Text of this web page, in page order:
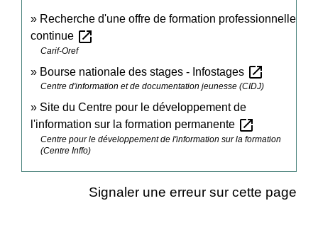
Recherche d'une offre de formation professionnelle
continue open_in_new
Carif-Oref
Bourse nationale des stages - Infostages open_in_new
Centre d'information et de documentation jeunesse (CIDJ)
Site du Centre pour le développement de
l'information sur la formation permanente open_in_new
Centre pour le développement de l'information sur la formation
(Centre Inffo)
Signaler une erreur sur cette page